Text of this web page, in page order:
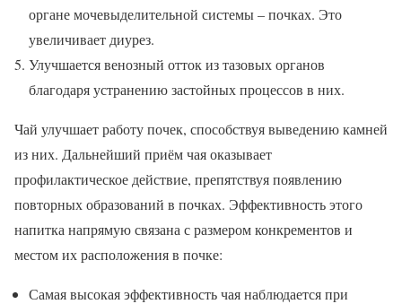
органе мочевыделительной системы – почках. Это
увеличивает диурез.
Улучшается венозный отток из тазовых органов
благодаря устранению застойных процессов в них.
Чай улучшает работу почек, способствуя выведению камней
из них. Дальнейший приём чая оказывает
профилактическое действие, препятствуя появлению
повторных образований в почках. Эффективность этого
напитка напрямую связана с размером конкрементов и
местом их расположения в почке:
Самая высокая эффективность чая наблюдается при